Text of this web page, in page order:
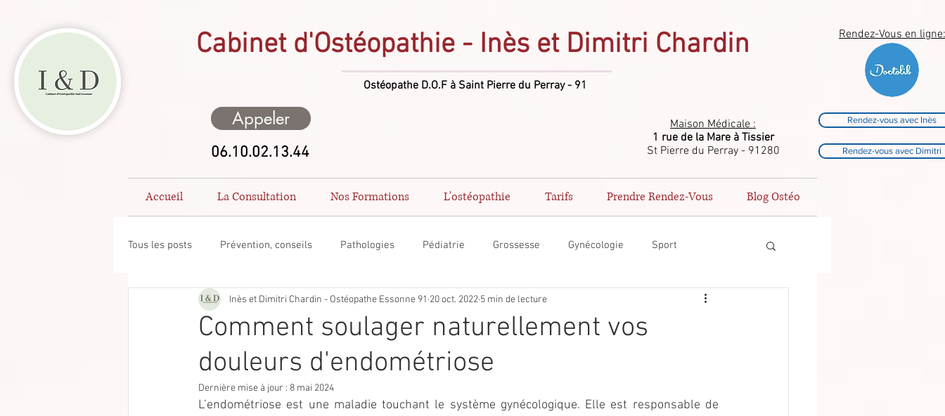
Cabinet d'Ostéopathie - Inès et Dimitri Chardin
Ostéopathe D.O.F à Saint Pierre du Perray - 91
Appeler
06.10.02.13.44
Maison Médicale :
1 rue de la Mare à Tissier
St Pierre du Perray - 91280
Rendez-Vous en ligne:
Rendez-vous avec Inès
Rendez-vous avec Dimitri
Accueil La Consultation Nos Formations L'ostéopathie Tarifs Prendre Rendez-Vous Blog Ostéo
Tous les posts Prévention, conseils Pathologies Pédiatrie Grossesse Gynécologie Sport
Généralité
Comment soulager naturellement vos
douleurs d'endométriose
Inès et Dimitri Chardin - Ostéopathe Essonne 91 20 oct. 2022 5 min de lecture
Dernière mise à jour : 8 mai 2024
L’endométriose est une maladie touchant le système gynécologique. Elle est responsable de